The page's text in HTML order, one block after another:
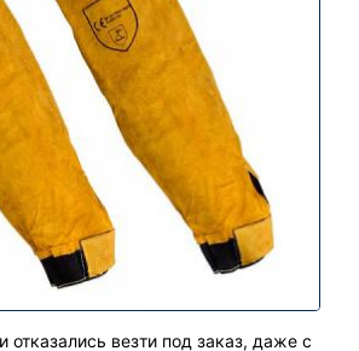
отказались везти под заказ, даже с